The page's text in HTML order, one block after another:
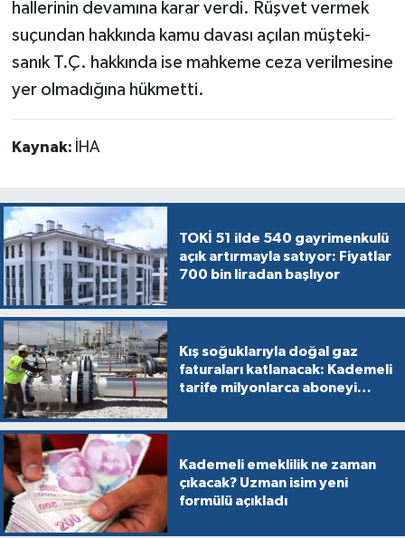
hallerinin devamına karar verdi. Rüşvet vermek
suçundan hakkında kamu davası açılan müşteki-
sanık T.Ç. hakkında ise mahkeme ceza verilmesine
yer olmadığına hükmetti.
Kaynak: İHA
TOKİ 51 ilde 540 gayrimenkulü
açık artırmayla satıyor: Fiyatlar
700 bin liradan başlıyor
Kış soğuklarıyla doğal gaz
faturaları katlanacak: Kademeli
tarife milyonlarca aboneyi
Kademeli emeklilik ne zaman
çıkacak? Uzman isim yeni
formülü açıkladı